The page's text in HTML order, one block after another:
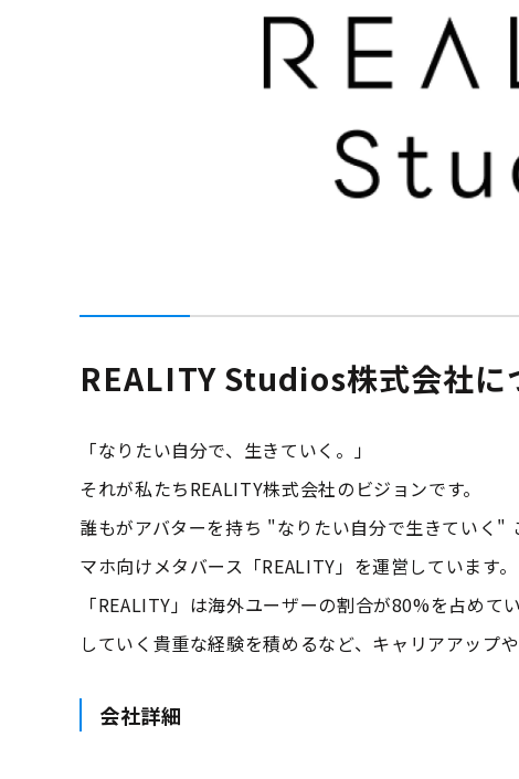
REALITY Studios株式会社に
「なりたい自分で、生きていく。」
それが私たちREALITY株式会社のビジョンです。
誰もがアバターを持ち "なりたい自分で生きていく"
マホ向けメタバース「REALITY」を運営しています。
「REALITY」は海外ユーザーの割合が80%を占め
していく貴重な経験を積めるなど、キャリアアップ
会社詳細